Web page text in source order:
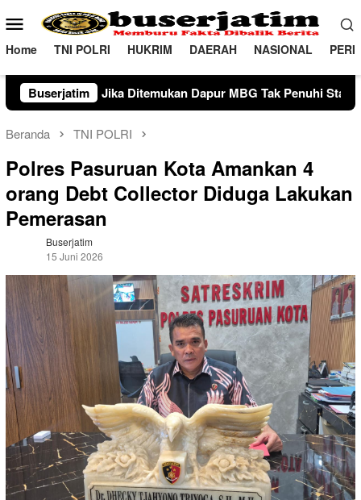
ke
konten
Menu
Mobile
Home TNI POLRI HUKRIM DAERAH NASIONAL
Buserjatim
Dapur MBG Tak Penuhi Standar di kabupaten Pinrang
Beranda TNI POLRI
Polres Pasuruan Kota Amankan 4
orang Debt Collector Diduga Lakukan
Pemerasan
Buserjatim
15 Juni 2026